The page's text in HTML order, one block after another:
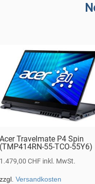
Acer Travelmate P4 Spin
(TMP414RN-55-TCO-55Y6)
1.479,00 CHF inkl. MwSt.
zzgl. Versandkosten